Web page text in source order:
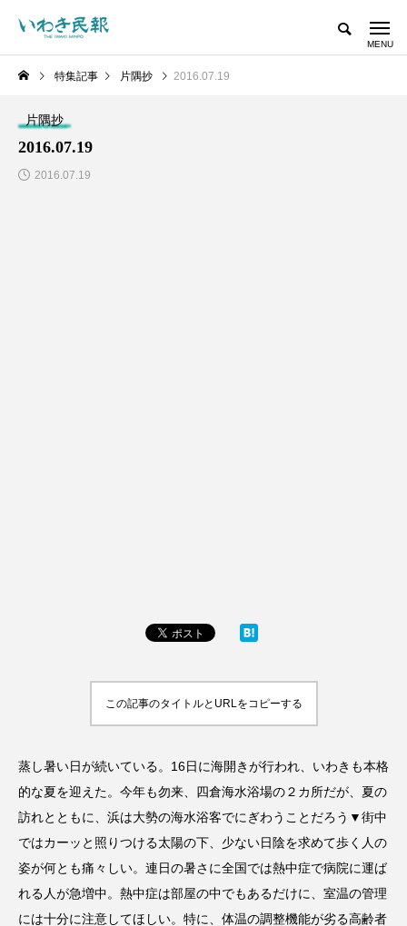
特集記事 片隅抄 2016.07.19
片隅抄
2016.07.19
2016.07.19
この記事のタイトルとURLをコピーする
蒸し暑い日が続いている。16日に海開きが行われ、いわきも本格
的な夏を迎えた。今年も勿来、四倉海水浴場の２カ所だが、夏の
訪れとともに、浜は大勢の海水浴客でにぎわうことだろう▼街中
ではカーッと照りつける太陽の下、少ない日陰を求めて歩く人の
姿が何とも痛々しい。連日の暑さに全国では熱中症で病院に運ば
れる人が急増中。熱中症は部屋の中でもあるだけに、室温の管理
には十分に注意してほしい。特に、体温の調整機能が劣る高齢者